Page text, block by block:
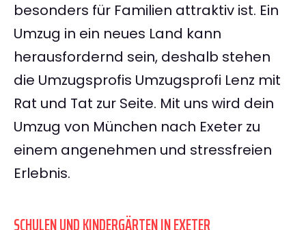
besonders für Familien attraktiv ist. Ein
Umzug in ein neues Land kann
herausfordernd sein, deshalb stehen
die Umzugsprofis Umzugsprofi Lenz mit
Rat und Tat zur Seite. Mit uns wird dein
Umzug von München nach Exeter zu
einem angenehmen und stressfreien
Erlebnis.